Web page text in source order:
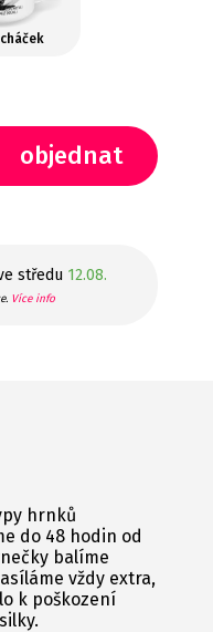
objednat
středu 12.08.
Více info
hrnků
do 48 hodin od
balíme
vždy extra,
k poškození